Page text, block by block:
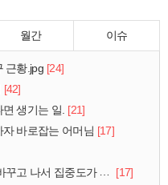
월간 이슈
근황.jpg [24]
[42]
생기는 일. [21]
바로잡는 어머님 [17]
올라갔다는 한 아파트의 안내방송
[17]